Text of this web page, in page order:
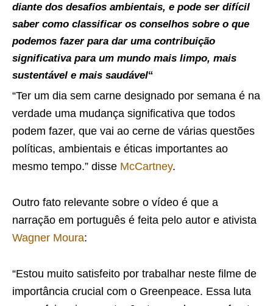
diante dos desafios ambientais, e pode ser difícil
saber como classificar os conselhos sobre o que
podemos fazer para dar uma contribuição
significativa para um mundo mais limpo, mais
sustentável e mais saudável“
“Ter um dia sem carne designado por semana é na
verdade uma mudança significativa que todos
podem fazer, que vai ao cerne de várias questões
políticas, ambientais e éticas importantes ao
mesmo tempo.” disse McCartney.
Outro fato relevante sobre o vídeo é que a
narração em português é feita pelo autor e ativista
Wagner Moura:
“Estou muito satisfeito por trabalhar neste filme de
importância crucial com o Greenpeace. Essa luta